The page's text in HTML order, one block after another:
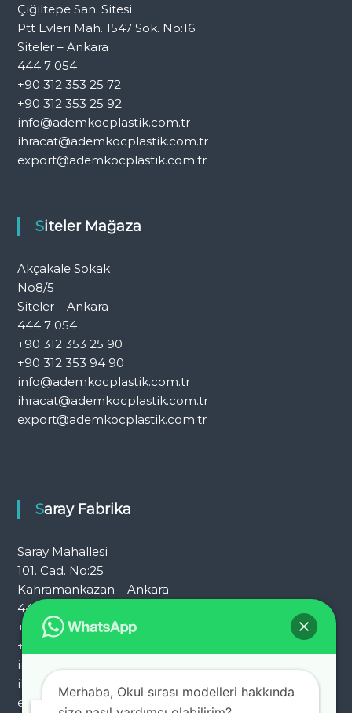
Çiğiltepe San. Sitesi
Ptt Evleri Mah. 1547 Sok. No:16
Siteler – Ankara
444 7 054
+90 312 353 25 72
+90 312 353 25 92
info@ademkocplastik.com.tr
ihracat@ademkocplastik.com.tr
export@ademkocplastik.com.tr
Siteler Mağaza
Akçakale Sokak
No8/5
Siteler – Ankara
444 7 054
+90 312 353 25 90
+90 312 353 94 90
info@ademkocplastik.com.tr
ihracat@ademkocplastik.com.tr
export@ademkocplastik.com.tr
Saray Fabrika
Saray Mahallesi
101. Cad. No:25
Kahramankazan – Ankara
444 7 054
+90 312 353 25 72
+90 312 353 25 92
info@ademkocplastik.com.tr
ihracat@ademkocplastik.com.tr
export@ademkocplastik.com.tr
Merhaba, Okul sırası modelleri hakkında